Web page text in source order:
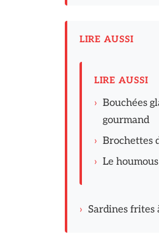
LIRE AUSSI
LIRE AUSSI
› Bouchées
gourmand
› Brochettes
› Le
› Sardines